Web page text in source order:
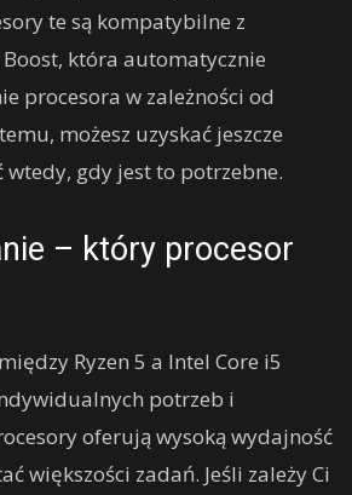
te są kompatybilne z
która automatycznie
procesora w zależności od
możesz uzyskać jeszcze
wtedy, gdy jest to potrzebne.
– który procesor
Ryzen 5 a Intel Core i5
potrzeb i
oferują wysoką wydajność
większości zadań. Jeśli zależy Ci